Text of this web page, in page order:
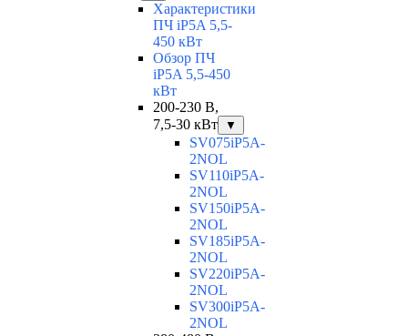
Характеристики
ПЧ iP5A 5,5-
450 кВт
Обзор ПЧ
iP5A 5,5-450
кВт
200-230 В,
7,5-30 кВт
▼
SV075iP5A-
2NOL
SV110iP5A-
2NOL
SV150iP5A-
2NOL
SV185iP5A-
2NOL
SV220iP5A-
2NOL
SV300iP5A-
2NOL